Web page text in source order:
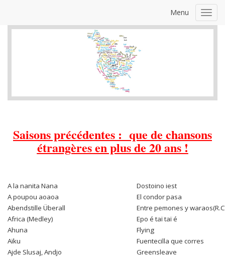
Menu
Saisons précédentes : que de chansons
étrangères en plus de 20 ans !
A la nanita Nana
Dostoino iest
A poupou aoaoa
El condor pasa
Abendstille Überall
Entre pemones y
Africa (Medley)
Epo é taï taï é
Ahuna
Flying
Aïku
Fuentecilla que corres
Ajde Slusaj, Andjo
Greensleave